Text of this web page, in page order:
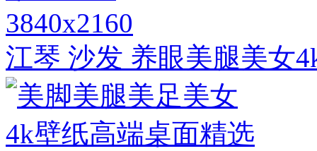
3840x2160
江琴 沙发 养眼美腿美女